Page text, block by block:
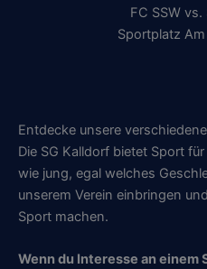
FC SSW
Sportplatz
Entdecke unsere
Die SG Kalldorf bietet Sport
wie jung, egal welches
unserem Verein einbringen
Sport machen.
Wenn du Interesse an einem